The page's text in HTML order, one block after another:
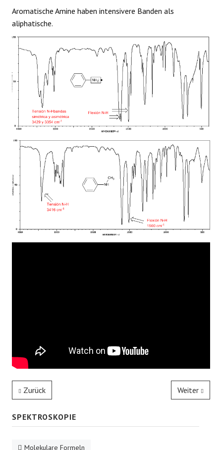
Aromatische Amine haben intensivere Banden als
aliphatische.
Zurück Weiter
SPEKTROSKOPIE
Molekulare Formeln